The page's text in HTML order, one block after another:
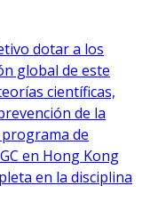
dotar a los
global de este
científicas,
de la
de
en Hong Kong
en la disciplina